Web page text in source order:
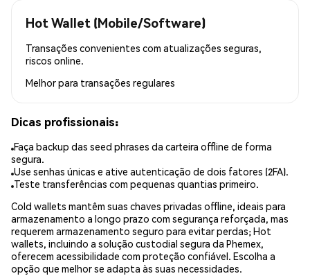
Hot Wallet (Mobile/Software)
Transações convenientes com atualizações seguras,
riscos online.
Melhor para transações regulares
Dicas profissionais:
Faça backup das seed phrases da carteira offline de forma
segura.
Use senhas únicas e ative autenticação de dois fatores (2FA).
Teste transferências com pequenas quantias primeiro.
Cold wallets mantêm suas chaves privadas offline, ideais para
armazenamento a longo prazo com segurança reforçada, mas
requerem armazenamento seguro para evitar perdas; Hot
wallets, incluindo a solução custodial segura da Phemex,
oferecem acessibilidade com proteção confiável. Escolha a
opção que melhor se adapta às suas necessidades.